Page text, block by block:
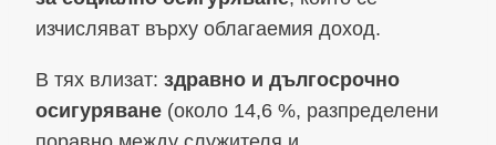
изчисляват върху облагаемия доход.
В тях влизат: здравно и дългосрочно
осигуряване (около 14,6 %, разпределени